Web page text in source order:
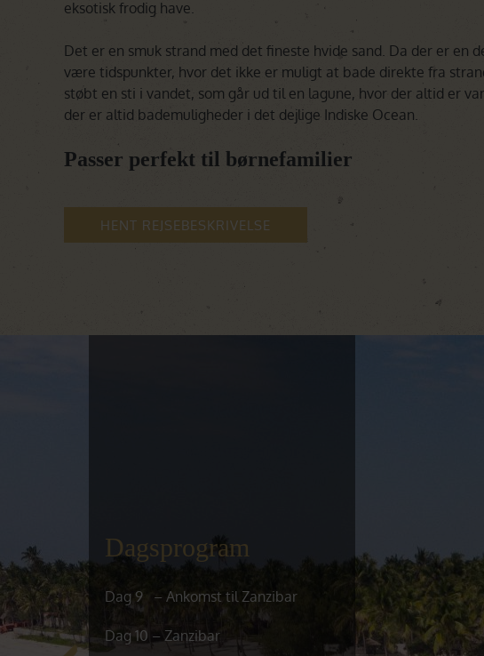
eksotisk frodig have.
Det er en smuk strand med det fineste hvide sand. Da der er en
være tidspunkter, hvor det ikke er muligt at bade direkte fra
støbt en sti i vandet, som går ud til en lagune, hvor der altid er
der er altid bademuligheder i det dejlige Indiske Ocean.
Passer perfekt til børnefamilier
HENT REJSEBESKRIVELSE
Dagsprogram
Dag 9 – Ankomst til Zanzibar
Dag 10 – Zanzibar